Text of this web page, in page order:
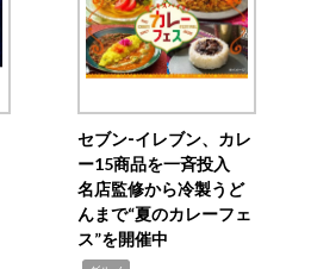
セブン‐イレブン、カレ
ー15商品を一斉投入
名店監修から冷製うど
んまで“夏のカレーフェ
ス”を開催中